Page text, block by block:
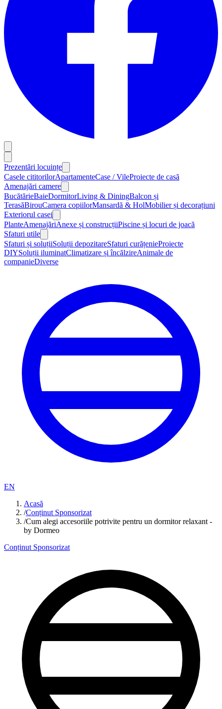
Prezentări locuințe
Casele cititorilorApartamenteCase / VileProiecte de casă
Amenajări camere
BucătărieBaieDormitorLiving & DiningBalcon și
TerasăBirouCamera copiilorMansardă & HolMobilier și decorațiuni
Exteriorul casei
PlanteAmenajăriAnexe și construcțiiPiscine și locuri de joacă
Sfaturi utile
Sfaturi și soluțiiSoluții depozitareSfaturi curățenieProiecte
DIYSoluții iluminatClimatizare și încălzireAnimale de
companieDiverse
EN
Acasă
/Conținut Sponsorizat
/Cum alegi accesoriile potrivite pentru un dormitor relaxant -
by Dormeo
Conținut Sponsorizat